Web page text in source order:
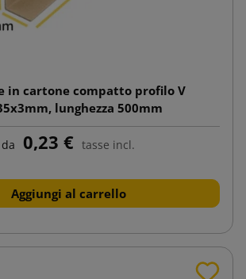
in cartone compatto profilo V
lunghezza 500mm
da 0,23 € tasse incl.
Aggiungi al carrello